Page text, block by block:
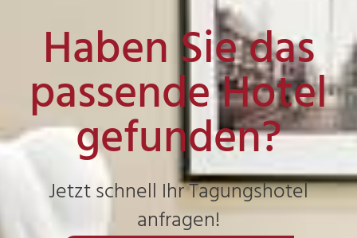
Haben Sie das
passende Hotel
gefunden?
Jetzt schnell Ihr Tagungshotel
anfragen!